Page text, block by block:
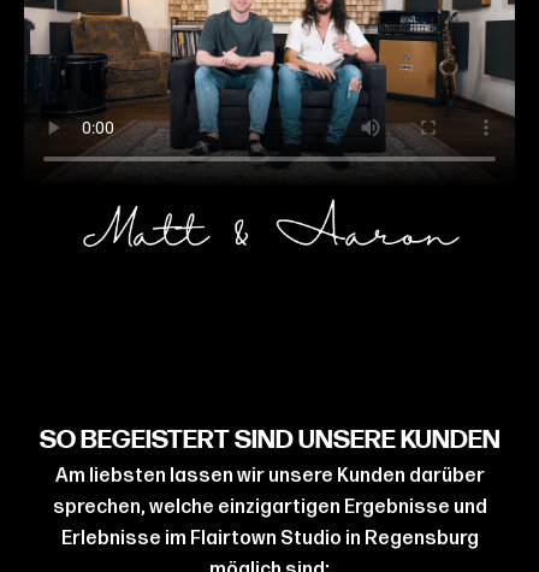
SO BEGEISTERT SIND UNSERE KUNDEN
Am liebsten lassen wir unsere Kunden darüber
sprechen, welche einzigartigen Ergebnisse und
Erlebnisse im Flairtown Studio in Regensburg